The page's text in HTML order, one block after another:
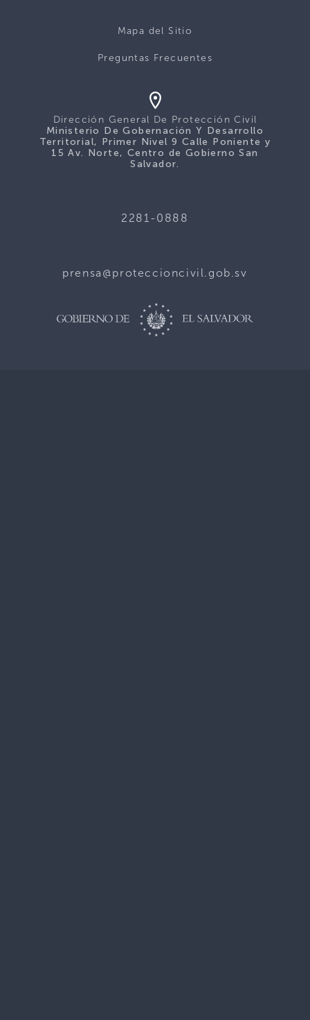
Mapa del Sitio
Preguntas Frecuentes
Dirección General De Protección Civil
Ministerio De Gobernación Y Desarrollo
Territorial, Primer Nivel 9 Calle Poniente y
15 Av. Norte, Centro de Gobierno San
Salvador.
2281-0888
prensa@proteccioncivil.gob.sv